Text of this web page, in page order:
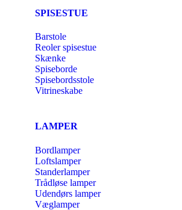
SPISESTUE
Barstole
Reoler spisestue
Skænke
Spiseborde
Spisebordsstole
Vitrineskabe
LAMPER
Bordlamper
Loftslamper
Standerlamper
Trådløse lamper
Udendørs lamper
Væglamper